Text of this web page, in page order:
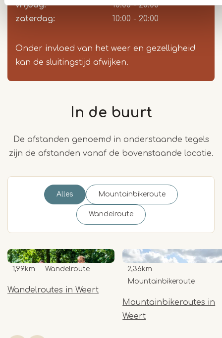
vrijdag:
10:00 - 20:00
zaterdag:
10:00 - 20:00
Onder invloed van het weer en gezelligheid
kan de sluitingstijd afwijken.
In de buurt
De afstanden genoemd in onderstaande tegels
zijn de afstanden vanaf de bovenstaande locatie.
Alles Mountainbikeroute
Wandelroute
Wandelroutes in Weert
1,99km Wandelroute
Mountainbikeroutes in
Weert
2,36km
Mountainbikeroute